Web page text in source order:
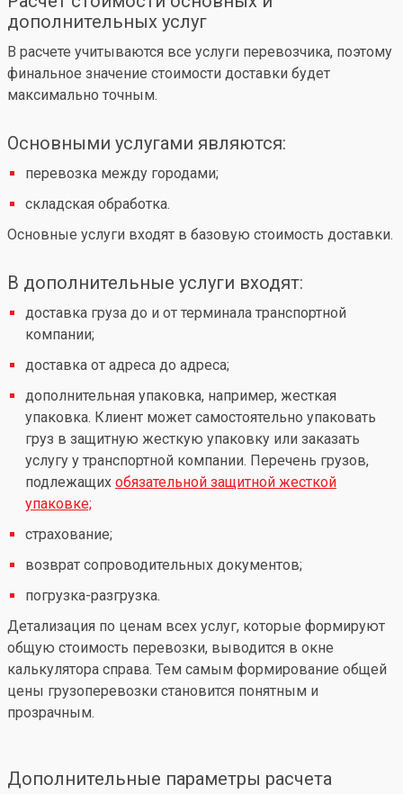
дополнительных услуг
В расчете учитываются все услуги перевозчика, поэтому
финальное значение стоимости доставки будет
максимально точным.
Основными услугами являются:
перевозка между городами;
складская обработка.
Основные услуги входят в базовую стоимость доставки.
В дополнительные услуги входят:
доставка груза до и от терминала транспортной
компании;
доставка от адреса до адреса;
дополнительная упаковка, например, жесткая
упаковка. Клиент может самостоятельно упаковать
груз в защитную жесткую упаковку или заказать
услугу у транспортной компании. Перечень грузов,
подлежащих обязательной защитной жесткой
упаковке;
страхование;
возврат сопроводительных документов;
погрузка-разгрузка.
Детализация по ценам всех услуг, которые формируют
общую стоимость перевозки, выводится в окне
калькулятора справа. Тем самым формирование общей
цены грузоперевозки становится понятным и
прозрачным.
Дополнительные параметры расчета